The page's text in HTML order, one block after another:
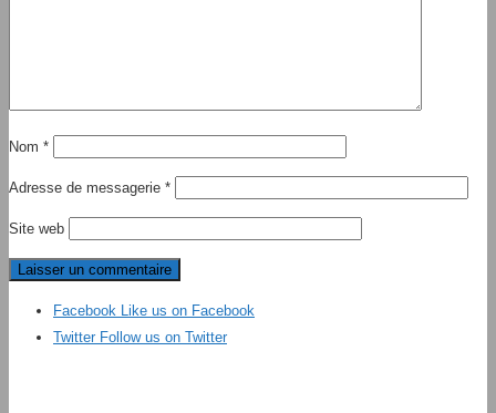
Nom *
Adresse de messagerie *
Site web
Facebook Like us on Facebook
Twitter Follow us on Twitter